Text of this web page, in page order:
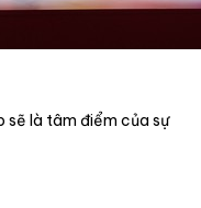
sẽ là tâm điểm của sự